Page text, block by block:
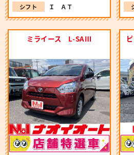
シフト Ｉ ＡＴ
ミライース L-SAⅢ